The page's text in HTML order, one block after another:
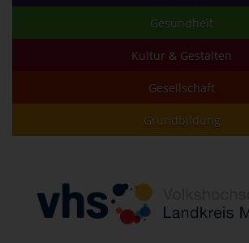
Gesundheit
Kultur & Gestalten
Gesellschaft
Grundbildung